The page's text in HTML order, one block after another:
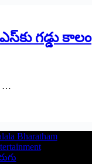
గడ్డు కాలం
Bharatham